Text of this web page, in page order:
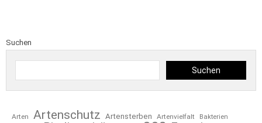
Suchen
Suchen
Arten Artenschutz Artensterben Artenvielfalt Bakterien